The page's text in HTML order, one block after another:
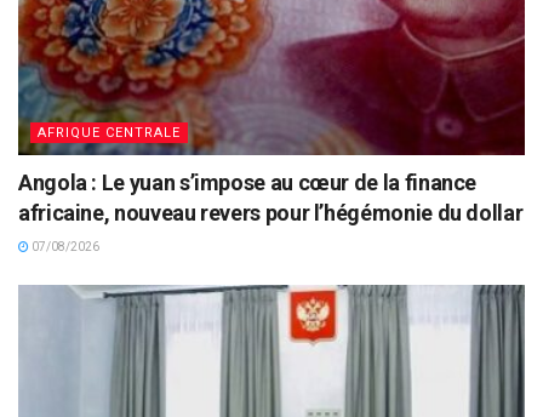
AFRIQUE CENTRALE
Angola : Le yuan s’impose au cœur de la finance
africaine, nouveau revers pour l’hégémonie du dollar
07/08/2026